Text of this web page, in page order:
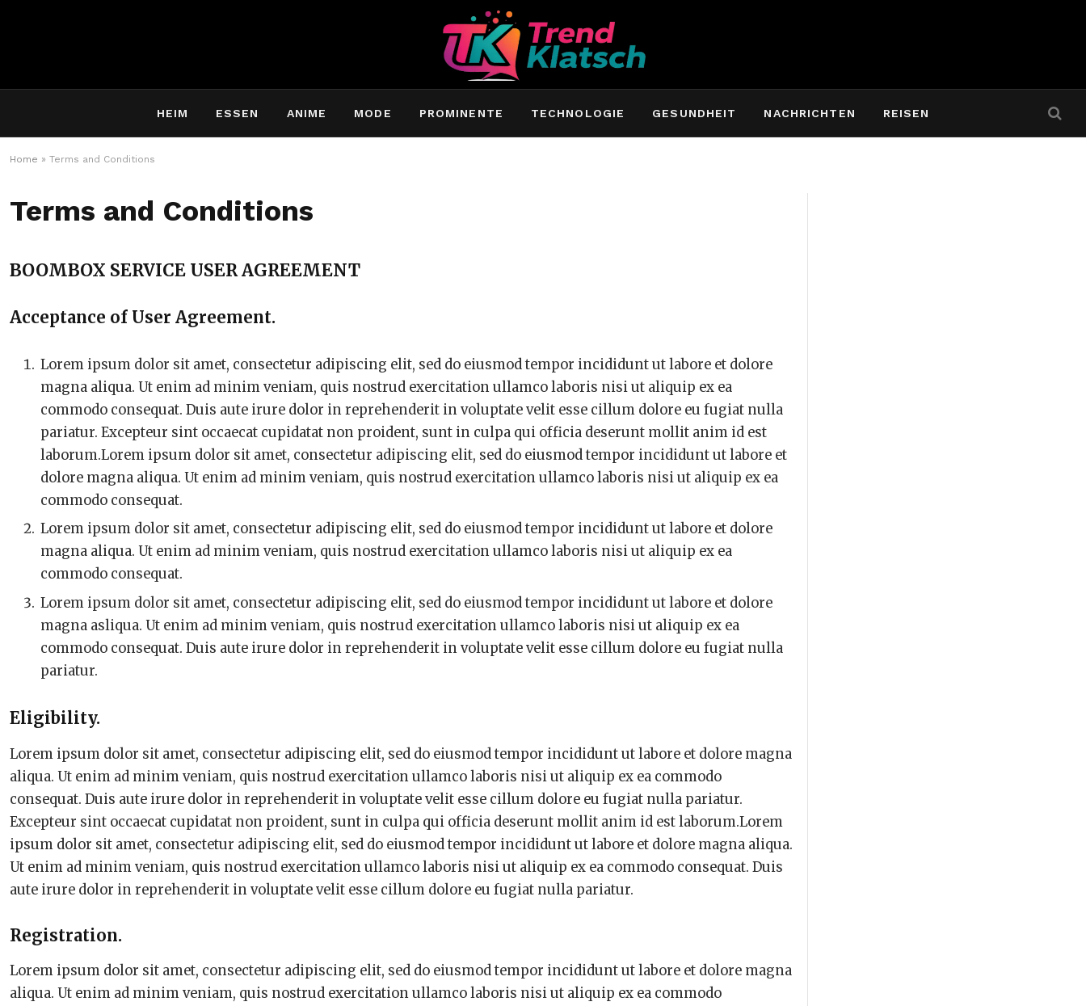
HEIM ESSEN ANIME MODE PROMINENTE TECHNOLOGIE GESUNDHEIT NACHRICHTEN REISEN
Home » Terms and Conditions
Terms and Conditions
BOOMBOX SERVICE USER AGREEMENT
Acceptance of User Agreement.
Lorem ipsum dolor sit amet, consectetur adipiscing elit, sed do eiusmod tempor incididunt ut labore et dolore
magna aliqua. Ut enim ad minim veniam, quis nostrud exercitation ullamco laboris nisi ut aliquip ex ea
commodo consequat. Duis aute irure dolor in reprehenderit in voluptate velit esse cillum dolore eu fugiat nulla
pariatur. Excepteur sint occaecat cupidatat non proident, sunt in culpa qui officia deserunt mollit anim id est
laborum.Lorem ipsum dolor sit amet, consectetur adipiscing elit, sed do eiusmod tempor incididunt ut labore et
dolore magna aliqua. Ut enim ad minim veniam, quis nostrud exercitation ullamco laboris nisi ut aliquip ex ea
commodo consequat.
Lorem ipsum dolor sit amet, consectetur adipiscing elit, sed do eiusmod tempor incididunt ut labore et dolore
magna aliqua. Ut enim ad minim veniam, quis nostrud exercitation ullamco laboris nisi ut aliquip ex ea
commodo consequat.
Lorem ipsum dolor sit amet, consectetur adipiscing elit, sed do eiusmod tempor incididunt ut labore et dolore
magna asliqua. Ut enim ad minim veniam, quis nostrud exercitation ullamco laboris nisi ut aliquip ex ea
commodo consequat. Duis aute irure dolor in reprehenderit in voluptate velit esse cillum dolore eu fugiat nulla
pariatur.
Eligibility.
Lorem ipsum dolor sit amet, consectetur adipiscing elit, sed do eiusmod tempor incididunt ut labore et dolore magna
aliqua. Ut enim ad minim veniam, quis nostrud exercitation ullamco laboris nisi ut aliquip ex ea commodo
consequat. Duis aute irure dolor in reprehenderit in voluptate velit esse cillum dolore eu fugiat nulla pariatur.
Excepteur sint occaecat cupidatat non proident, sunt in culpa qui officia deserunt mollit anim id est laborum.Lorem
ipsum dolor sit amet, consectetur adipiscing elit, sed do eiusmod tempor incididunt ut labore et dolore magna aliqua.
Ut enim ad minim veniam, quis nostrud exercitation ullamco laboris nisi ut aliquip ex ea commodo consequat. Duis
aute irure dolor in reprehenderit in voluptate velit esse cillum dolore eu fugiat nulla pariatur.
Registration.
Lorem ipsum dolor sit amet, consectetur adipiscing elit, sed do eiusmod tempor incididunt ut labore et dolore magna
aliqua. Ut enim ad minim veniam, quis nostrud exercitation ullamco laboris nisi ut aliquip ex ea commodo